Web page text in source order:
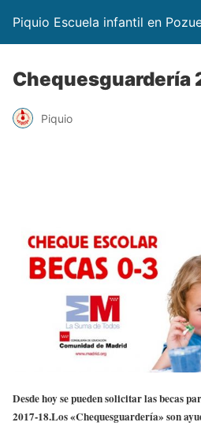
Piquio Escuela infantil en
Chequesguardería
Piquio
Desde hoy se pueden solicitar las becas
2017-18.Los «Chequesguardería» son